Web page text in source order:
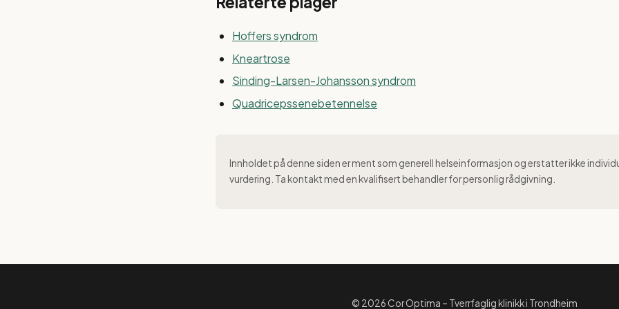
Hoffers syndrom
Kneartrose
Sinding-Larsen-Johansson syndrom
Quadricepssenebetennelse
Innholdet på denne siden er ment som generell helseinformasjon og erstatter ikke
vurdering. Ta kontakt med en kvalifisert behandler for personlig rådgivning.
© 2026 Cor Optima – Tverrfaglig klinikk i Trondheim